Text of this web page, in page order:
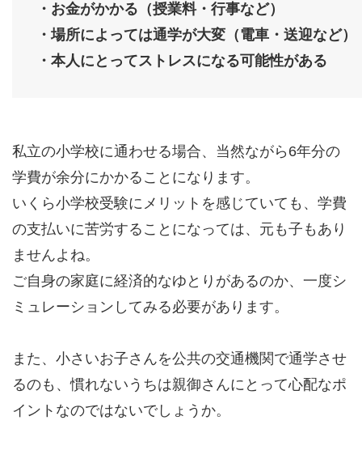
・お金がかかる（授業料・行事など）
・場所によっては通学が大変（電車・送迎など）
・本人にとってストレスになる可能性がある
私立の小学校に通わせる場合、当然ながら6年分の
学費が余分にかかることになります。
いくら小学校受験にメリットを感じていても、学費
の支払いに苦労することになっては、元も子もあり
ませんよね。
ご自身の家庭に経済的なゆとりがあるのか、一度シ
ミュレーションしてみる必要があります。
また、小さいお子さんを公共の交通機関で通学させ
るのも、慣れないうちは親御さんにとって心配なポ
イントなのではないでしょうか。